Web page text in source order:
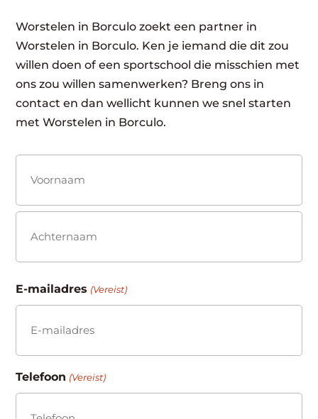
Worstelen in Borculo zoekt een partner in
Worstelen in Borculo. Ken je iemand die dit zou
willen doen of een sportschool die misschien met
ons zou willen samenwerken? Breng ons in
contact en dan wellicht kunnen we snel starten
met Worstelen in Borculo.
(Vereist)
Voornaam
E-mailadres (Vereist)
Telefoon (Vereist)